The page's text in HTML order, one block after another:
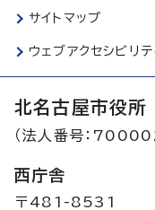
サイトマップ
ウェブアクセシビリ
北名古屋市役所
（法人番号：
西庁舎
〒481-8531